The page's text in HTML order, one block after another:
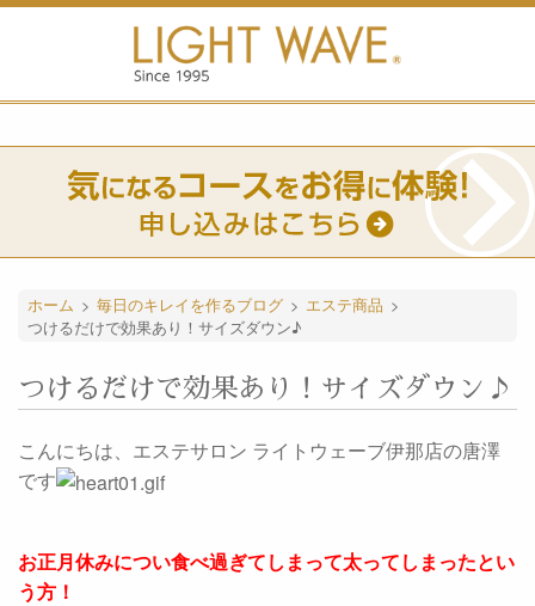
ホーム > 毎日のキレイを作るブログ > エステ商品 >
つけるだけで効果あり！サイズダウン♪
つけるだけで効果あり！サイズダウン♪
こんにちは、エステサロン ライトウェーブ伊那店の唐澤
です
お正月休みについ食べ過ぎてしまって太ってしまったとい
う方！